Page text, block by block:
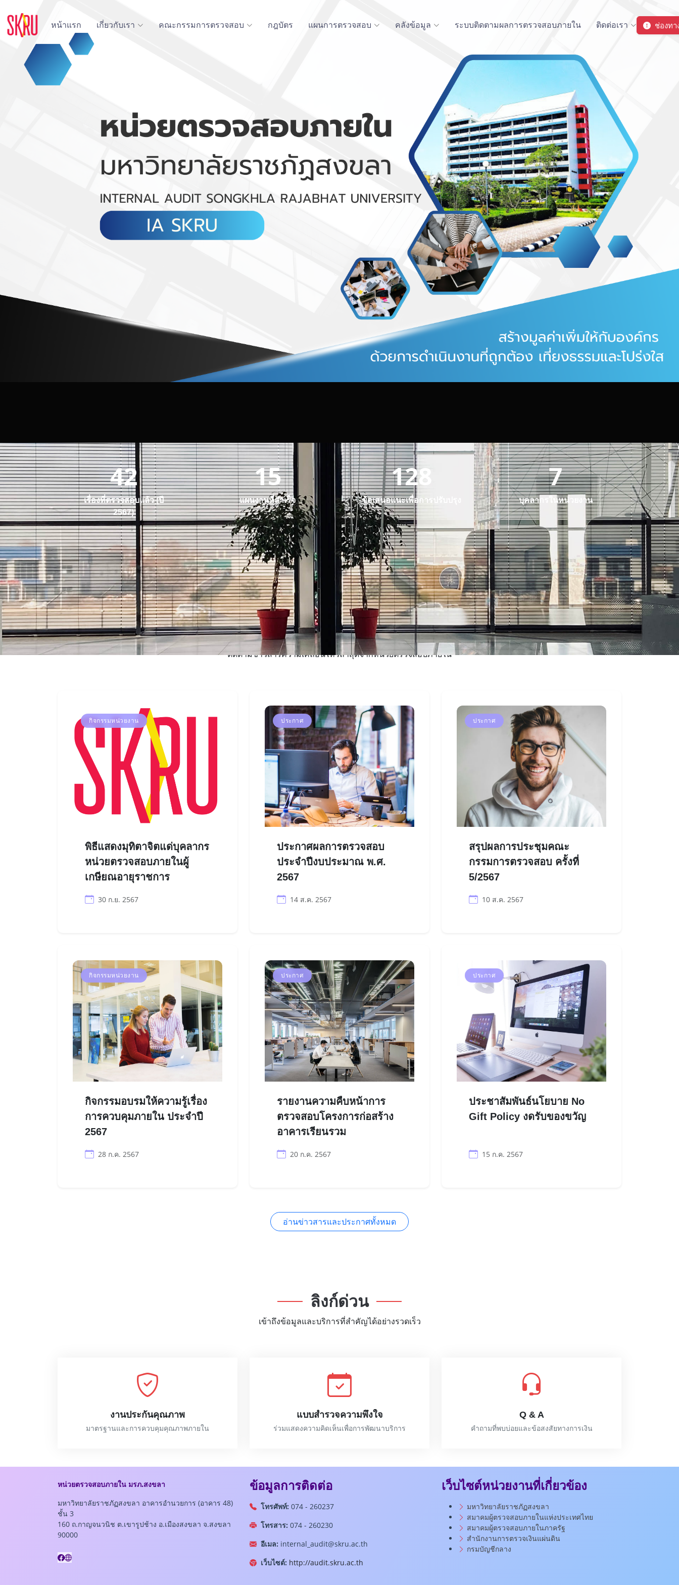
หน้าแรก เกี่ยวกับเรา คณะกรรมการตรวจสอบ กฎบัตร แผนการตรวจสอบ คลังข้อมูล ระบบติดตามผลการตรวจสอบภายใน ติดต่อเรา ช่องทา
42
เรื่องที่ตรวจสอบแล้ว (ปี
2567)
15
แผนงานที่สำเร็จ
128
ข้อเสนอแนะเพื่อการปรับปรุง
7
บุคลากรในหน่วยงาน
ข่าวสารและประกาศ
ติดตามข่าวสารความเคลื่อนไหวล่าสุดจากหน่วยตรวจสอบภายใน
กิจกรรมหน่วยงาน
พิธีแสดงมุทิตาจิตแด่บุคลากร
หน่วยตรวจสอบภายในผู้
เกษียณอายุราชการ
30 ก.ย. 2567
ประกาศ
ประกาศผลการตรวจสอบ
ประจำปีงบประมาณ พ.ศ.
2567
14 ส.ค. 2567
ประกาศ
สรุปผลการประชุมคณะ
กรรมการตรวจสอบ ครั้งที่
5/2567
10 ส.ค. 2567
กิจกรรมหน่วยงาน
กิจกรรมอบรมให้ความรู้เรื่อง
การควบคุมภายใน ประจำปี
2567
28 ก.ค. 2567
ประกาศ
รายงานความคืบหน้าการ
ตรวจสอบโครงการก่อสร้าง
อาคารเรียนรวม
20 ก.ค. 2567
ประกาศ
ประชาสัมพันธ์นโยบาย No
Gift Policy งดรับของขวัญ
15 ก.ค. 2567
อ่านข่าวสารและประกาศทั้งหมด
ลิงก์ด่วน
เข้าถึงข้อมูลและบริการที่สำคัญได้อย่างรวดเร็ว
งานประกันคุณภาพ
มาตรฐานและการควบคุมคุณภาพภายใน
แบบสำรวจความพึงใจ
ร่วมแสดงความคิดเห็นเพื่อการพัฒนาบริการ
Q & A
คำถามที่พบบ่อยและข้อสงสัยทางการเงิน
หน่วยตรวจสอบภายใน มรภ.สงขลา
มหาวิทยาลัยราชภัฏสงขลา อาคารอำนวยการ (อาคาร 48)
ชั้น 3
160 ถ.กาญจนวนิช ต.เขารูปช้าง อ.เมืองสงขลา จ.สงขลา
90000
ข้อมูลการติดต่อ
โทรศัพท์: 074 - 260237
โทรสาร: 074 - 260230
อีเมล: internal_audit@skru.ac.th
เว็บไซต์: http://audit.skru.ac.th
เว็บไซต์หน่วยงานที่เกี่ยวข้อง
มหาวิทยาลัยราชภัฏสงขลา
สมาคมผู้ตรวจสอบภายในแห่งประเทศไทย
สมาคมผู้ตรวจสอบภายในภาครัฐ
สำนักงานการตรวจเงินแผ่นดิน
กรมบัญชีกลาง